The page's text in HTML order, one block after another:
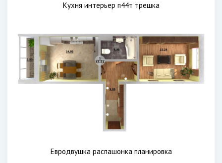
Кухня интерьер п44т трешка
Евродвушка распашонка планировка